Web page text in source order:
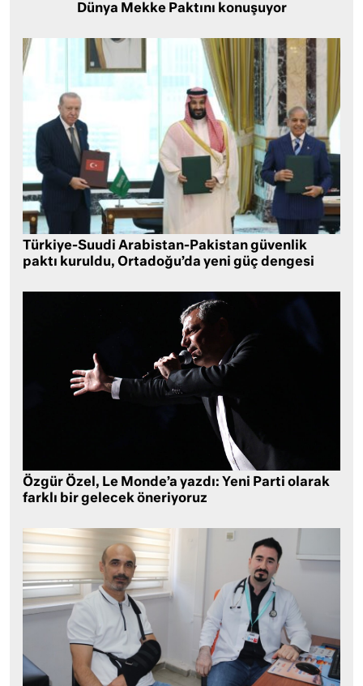
Dünya Mekke Paktını konuşuyor
Türkiye-Suudi Arabistan-Pakistan güvenlik
paktı kuruldu, Ortadoğu’da yeni güç dengesi
Özgür Özel, Le Monde’a yazdı: Yeni Parti olarak
farklı bir gelecek öneriyoruz